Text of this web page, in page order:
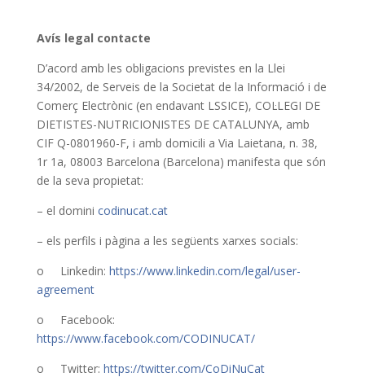
Avís legal contacte
D’acord amb les obligacions previstes en la Llei
34/2002, de Serveis de la Societat de la Informació i de
Comerç Electrònic (en endavant LSSICE), COL·LEGI DE
DIETISTES-NUTRICIONISTES DE CATALUNYA, amb
CIF Q-0801960-F, i amb domicili a Via Laietana, n. 38,
1r 1a, 08003 Barcelona (Barcelona) manifesta que són
de la seva propietat:
– el domini codinucat.cat
– els perfils i pàgina a les següents xarxes socials:
o Linkedin: https://www.linkedin.com/legal/user-
agreement
o Facebook:
https://www.facebook.com/CODINUCAT/
o Twitter: https://twitter.com/CoDiNuCat